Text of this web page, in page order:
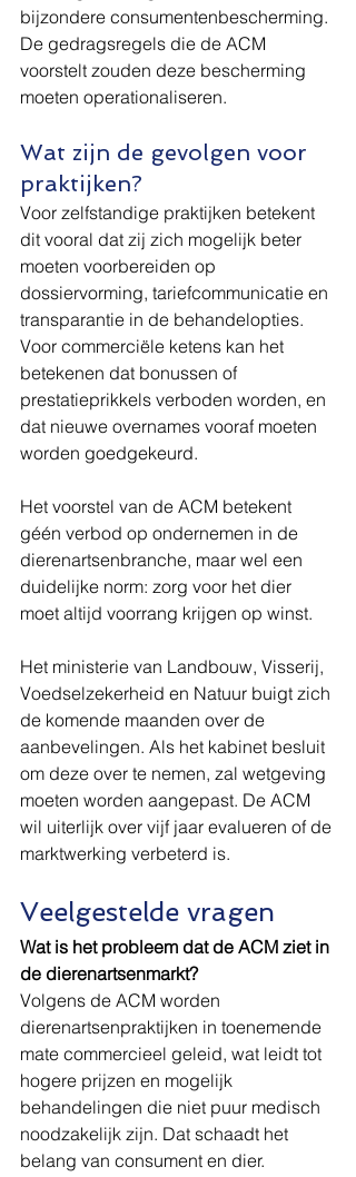
bijzondere consumentenbescherming.
De gedragsregels die de ACM
voorstelt zouden deze bescherming
moeten operationaliseren.
Wat zijn de gevolgen voor
praktijken?
Voor zelfstandige praktijken betekent
dit vooral dat zij zich mogelijk beter
moeten voorbereiden op
dossiervorming, tariefcommunicatie en
transparantie in de behandelopties.
Voor commerciële ketens kan het
betekenen dat bonussen of
prestatieprikkels verboden worden, en
dat nieuwe overnames vooraf moeten
worden goedgekeurd.
Het voorstel van de ACM betekent
géén verbod op ondernemen in de
dierenartsenbranche, maar wel een
duidelijke norm: zorg voor het dier
moet altijd voorrang krijgen op winst.
Het ministerie van Landbouw, Visserij,
Voedselzekerheid en Natuur buigt zich
de komende maanden over de
aanbevelingen. Als het kabinet besluit
om deze over te nemen, zal wetgeving
moeten worden aangepast. De ACM
wil uiterlijk over vijf jaar evalueren of de
marktwerking verbeterd is.
Veelgestelde vragen
Wat is het probleem dat de ACM ziet in
de dierenartsenmarkt?
Volgens de ACM worden
dierenartsenpraktijken in toenemende
mate commercieel geleid, wat leidt tot
hogere prijzen en mogelijk
behandelingen die niet puur medisch
noodzakelijk zijn. Dat schaadt het
belang van consument en dier.